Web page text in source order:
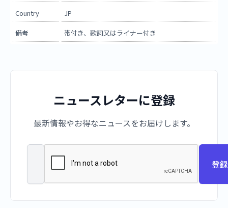
Country JP
備考 帯付き、歌詞又はライナー付き
ニュースレターに登録
最新情報やお得なニュースをお届けします。
登